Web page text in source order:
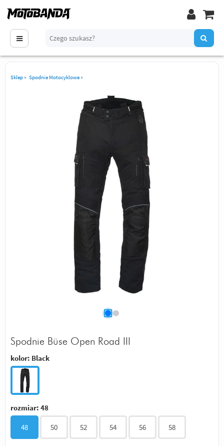
Sklep» Spodnie Motocyklowe»
Spodnie Büse Open Road III
kolor: Black
rozmiar: 48
48 50 52 54 56 58